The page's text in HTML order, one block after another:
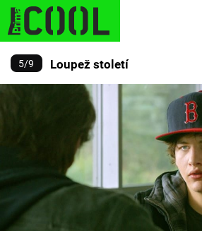
Trendy: STARHOUSE
PLNEJ KOTEL AVENGERS 5
Témata
5/9 Loupež století